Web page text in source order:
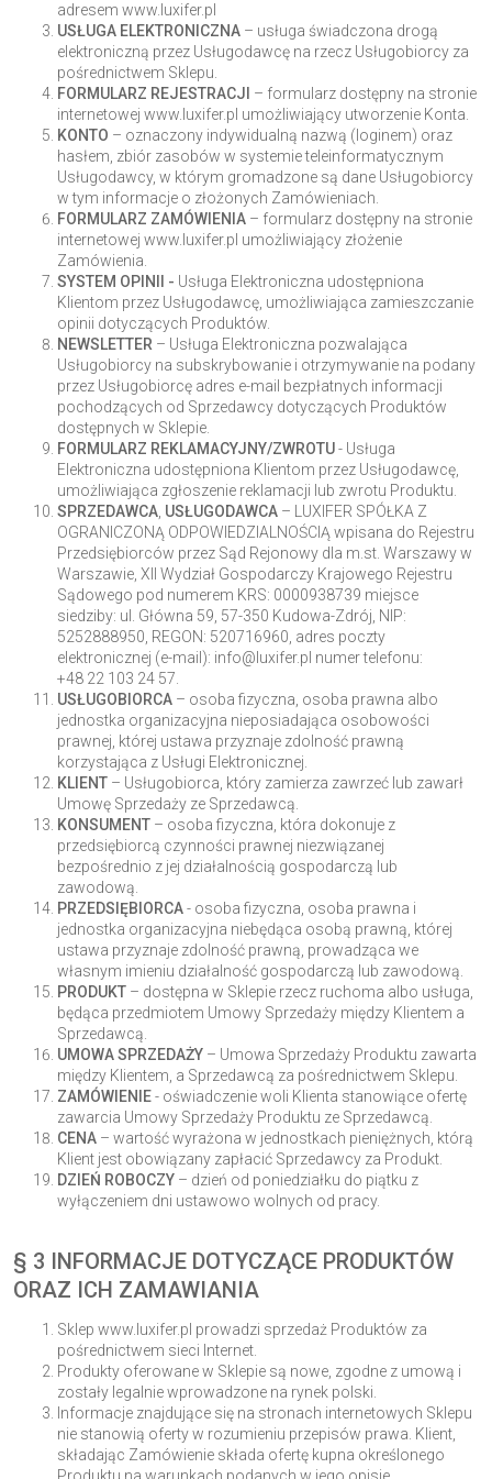
adresem www.luxifer.pl
USŁUGA ELEKTRONICZNA – usługa świadczona drogą
elektroniczną przez Usługodawcę na rzecz Usługobiorcy za
pośrednictwem Sklepu.
FORMULARZ REJESTRACJI – formularz dostępny na stronie
internetowej www.luxifer.pl umożliwiający utworzenie Konta.
KONTO – oznaczony indywidualną nazwą (loginem) oraz
hasłem, zbiór zasobów w systemie teleinformatycznym
Usługodawcy, w którym gromadzone są dane Usługobiorcy
w tym informacje o złożonych Zamówieniach.
FORMULARZ ZAMÓWIENIA – formularz dostępny na stronie
internetowej www.luxifer.pl umożliwiający złożenie
Zamówienia.
SYSTEM OPINII - Usługa Elektroniczna udostępniona
Klientom przez Usługodawcę, umożliwiająca zamieszczanie
opinii dotyczących Produktów.
NEWSLETTER – Usługa Elektroniczna pozwalająca
Usługobiorcy na subskrybowanie i otrzymywanie na podany
przez Usługobiorcę adres e-mail bezpłatnych informacji
pochodzących od Sprzedawcy dotyczących Produktów
dostępnych w Sklepie.
FORMULARZ REKLAMACYJNY/ZWROTU- Usługa
Elektroniczna udostępniona Klientom przez Usługodawcę,
umożliwiająca zgłoszenie reklamacji lub zwrotu Produktu.
SPRZEDAWCA USŁUGODAWCA – LUXIFER SPÓŁKA Z
OGRANICZONĄ ODPOWIEDZIALNOŚCIĄ wpisana do Rejestru
Przedsiębiorców przez Sąd Rejonowy dla m.st. Warszawy w
Warszawie, XII Wydział Gospodarczy Krajowego Rejestru
Sądowego pod numerem KRS: 0000938739 miejsce
siedziby: ul. Główna 59, 57-350 Kudowa-Zdrój, NIP:
5252888950, REGON: 520716960, adres poczty
elektronicznej (e-mail): info@luxifer.pl numer telefonu:
+48 22 103 24 57.
USŁUGOBIORCA – osoba fizyczna, osoba prawna albo
jednostka organizacyjna nieposiadająca osobowości
prawnej, której ustawa przyznaje zdolność prawną
korzystająca z Usługi Elektronicznej.
KLIENT – Usługobiorca, który zamierza zawrzeć lub zawarł
Umowę Sprzedaży ze Sprzedawcą.
KONSUMENT – osoba fizyczna, która dokonuje z
przedsiębiorcą czynności prawnej niezwiązanej
bezpośrednio z jej działalnością gospodarczą lub
zawodową.
PRZEDSIĘBIORCA- osoba fizyczna, osoba prawna i
jednostka organizacyjna niebędąca osobą prawną, której
ustawa przyznaje zdolność prawną, prowadząca we
własnym imieniu działalność gospodarczą lub zawodową.
PRODUKT – dostępna w Sklepie rzecz ruchoma albo usługa,
będąca przedmiotem Umowy Sprzedaży między Klientem a
Sprzedawcą.
UMOWASPRZEDAŻY – Umowa Sprzedaży Produktu zawarta
między Klientem, a Sprzedawcą za pośrednictwem Sklepu.
ZAMÓWIENIE- oświadczenie woli Klienta stanowiące ofertę
zawarcia Umowy Sprzedaży Produktu ze Sprzedawcą.
CENA – wartość wyrażona w jednostkach pieniężnych, którą
Klient jest obowiązany zapłacić Sprzedawcy za Produkt.
DZIEŃ ROBOCZY – dzień od poniedziałku do piątku z
wyłączeniem dni ustawowo wolnych od pracy.
§ 3 INFORMACJE DOTYCZĄCE PRODUKTÓW
ORAZ ICH ZAMAWIANIA
Sklep www.luxifer.pl prowadzi sprzedaż Produktów za
pośrednictwem sieci Internet.
Produkty oferowane w Sklepie są nowe, zgodne z umową i
zostały legalnie wprowadzone na rynek polski.
Informacje znajdujące się na stronach internetowych Sklepu
nie stanowią oferty w rozumieniu przepisów prawa. Klient,
składając Zamówienie składa ofertę kupna określonego